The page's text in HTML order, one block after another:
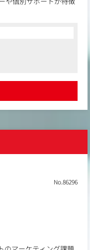
任せします。
ートしていただきま
の改善まで一貫して
チーム全体で考えな
てチャレンジしたい
No.86296